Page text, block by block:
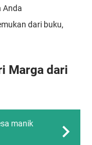
Anda
dari buku,
Marga dari
manik